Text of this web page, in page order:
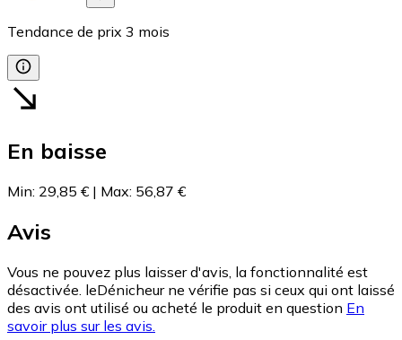
Tendance de prix 3 mois
En baisse
Min: 29,85 € | Max: 56,87 €
Avis
Vous ne pouvez plus laisser d'avis, la fonctionnalité est
désactivée. leDénicheur ne vérifie pas si ceux qui ont laissé
des avis ont utilisé ou acheté le produit en question En
savoir plus sur les avis.